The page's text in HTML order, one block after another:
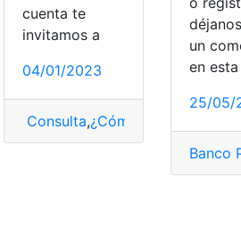
Banco,Banco Pichincha Banco
cuenta te
invitamos a
04/01/2023
Consulta,¿Cómo saber?
déjanos
un
en esta
25/05/
Banco